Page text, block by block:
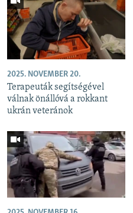
2025. NOVEMBER 20.
Terapeuták segítségével
válnak önállóvá a rokkant
ukrán veteránok